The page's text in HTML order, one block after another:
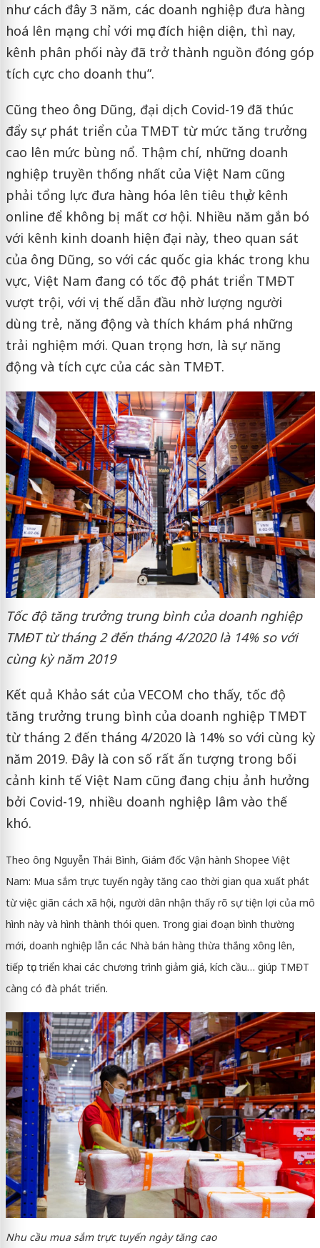
như cách đây 3 năm, các doanh nghiệp đưa hàng
hoá lên mạng chỉ với mục đích hiện diện, thì nay,
kênh phân phối này đã trở thành nguồn đóng góp
tích cực cho doanh thu”.
Cũng theo ông Dũng, đại dịch Covid-19 đã thúc
đẩy sự phát triển của TMĐT từ mức tăng trưởng
cao lên mức bùng nổ. Thậm chí, những doanh
nghiệp truyền thống nhất của Việt Nam cũng
phải tổng lực đưa hàng hóa lên tiêu thụ ở kênh
online để không bị mất cơ hội. Nhiều năm gắn bó
với kênh kinh doanh hiện đại này, theo quan sát
của ông Dũng, so với các quốc gia khác trong khu
vực, Việt Nam đang có tốc độ phát triển TMĐT
vượt trội, với vị thế dẫn đầu nhờ lượng người
dùng trẻ, năng động và thích khám phá những
trải nghiệm mới. Quan trọng hơn, là sự năng
động và tích cực của các sàn TMĐT.
Tốc độ tăng trưởng trung bình của doanh nghiệp
TMĐT từ tháng 2 đến tháng 4/2020 là 14% so với
cùng kỳ năm 2019
Kết quả Khảo sát của VECOM cho thấy, tốc độ
tăng trưởng trung bình của doanh nghiệp TMĐT
từ tháng 2 đến tháng 4/2020 là 14% so với cùng kỳ
năm 2019. Đây là con số rất ấn tượng trong bối
cảnh kinh tế Việt Nam cũng đang chịu ảnh hưởng
bởi Covid-19, nhiều doanh nghiệp lâm vào thế
khó.
Theo ông Nguyễn Thái Bình, Giám đốc Vận hành Shopee Việt
Nam: Mua sắm trực tuyến ngày tăng cao thời gian qua xuất phát
từ việc giãn cách xã hội, người dân nhận thấy rõ sự tiện lợi của mô
hình này và hình thành thói quen. Trong giai đoạn bình thường
mới, doanh nghiệp lẫn các Nhà bán hàng thừa thắng xông lên,
tiếp tục triển khai các chương trình giảm giá, kích cầu… giúp TMĐT
càng có đà phát triển.
Nhu cầu mua sắm trực tuyến ngày tăng cao